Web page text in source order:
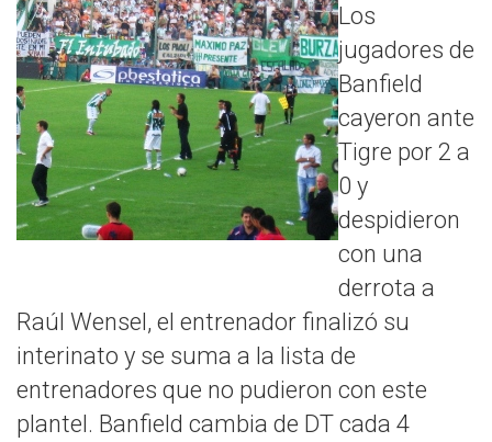
Los
jugadores de
Banfield
cayeron ante
Tigre por 2 a
0 y
despidieron
con una
derrota a
Raúl Wensel, el entrenador finalizó su
interinato y se suma a la lista de
entrenadores que no pudieron con este
plantel. Banfield cambia de DT cada 4